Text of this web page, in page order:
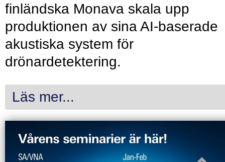
finländska Monava skala upp
produktionen av sina AI-baserade
akustiska system för
drönardetektering.
Läs mer...